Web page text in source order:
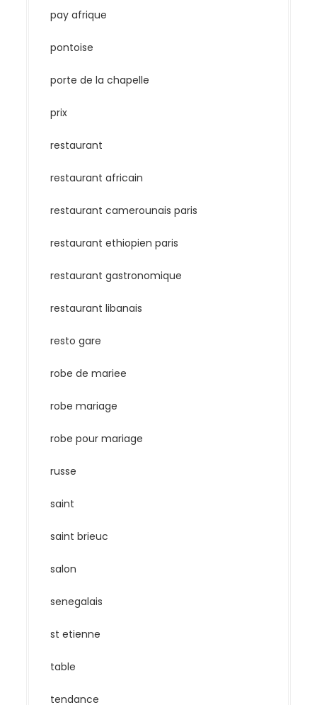
pay afrique
pontoise
porte de la chapelle
prix
restaurant
restaurant africain
restaurant camerounais paris
restaurant ethiopien paris
restaurant gastronomique
restaurant libanais
resto gare
robe de mariee
robe mariage
robe pour mariage
russe
saint
saint brieuc
salon
senegalais
st etienne
table
tendance